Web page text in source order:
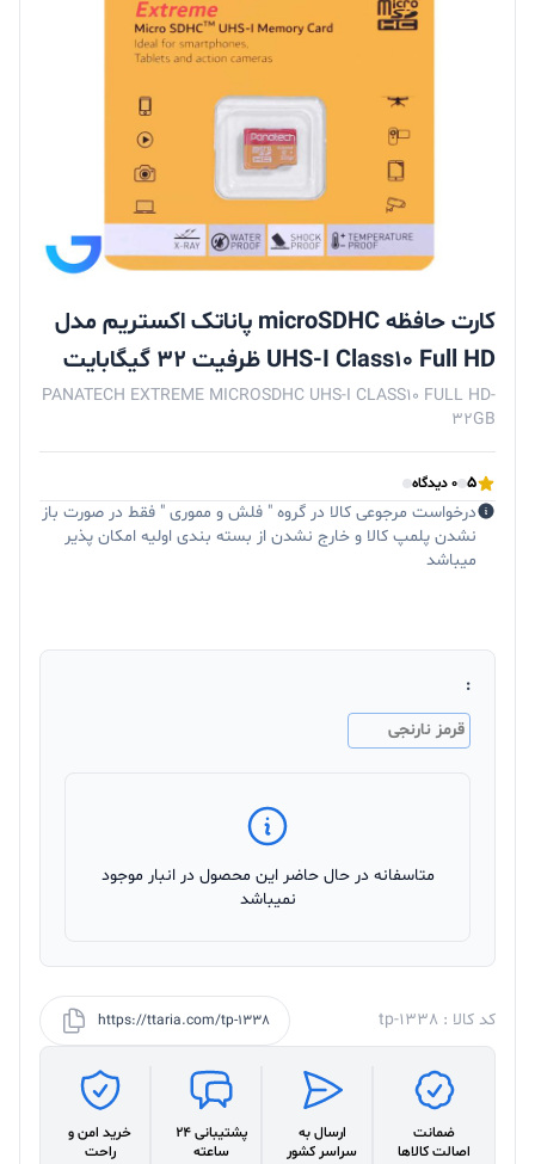
کارت حافظه microSDHC پاناتک اکستریم مدل
UHS-I Class10 Full HD ظرفیت 32 گیگابایت
PANATECH EXTREME MICROSDHC UHS-I CLASS10 FULL HD-
32GB
5 0 دیدگاه
درخواست مرجوعی کالا در گروه " فلش و مموری " فقط در صورت باز
نشدن پلمپ کالا و خارج نشدن از بسته بندی اولیه امکان پذیر
میباشد
:
قرمز نارنجی
متاسفانه در حال حاضر این محصول در انبار موجود
نمیباشد
کد کالا : tp-1338 https://ttaria.com/tp-1338
ضمانت
اصالت کالاها
ارسال به
سراسر کشور
پشتیبانی 24
ساعته
خرید امن و
راحت